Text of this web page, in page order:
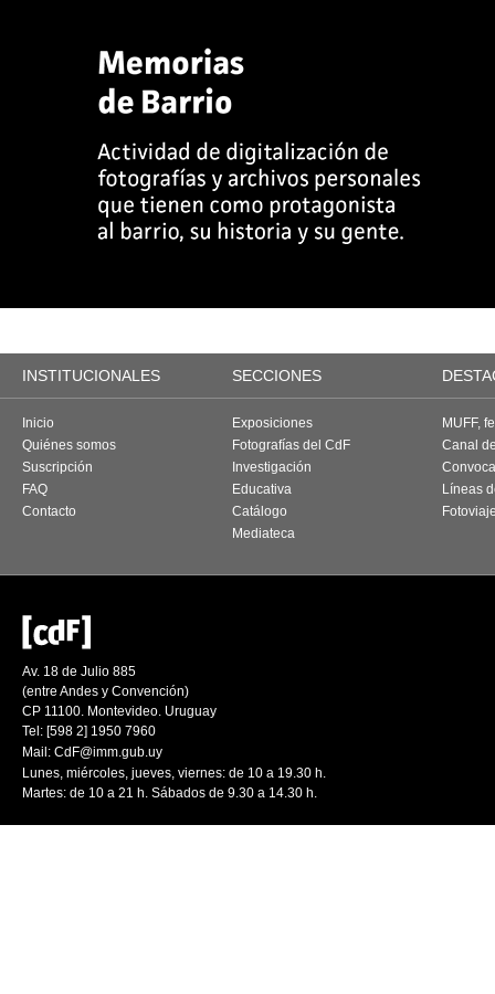
INSTITUCIONALES SECCIONES
Inicio
Quiénes somos
Suscripción
FAQ
Contacto
Exposiciones
Fotografías del CdF
Investigación
Educativa
Catálogo
Mediateca
MUFF,
Canal
Líneas
Av. 18 de Julio 885
(entre Andes y Convención)
CP 11100. Montevideo. Uruguay
Tel: [598 2] 1950 7960
Mail: CdF@imm.gub.uy
Lunes, miércoles, jueves, viernes: de 10 a 19.30 h.
Martes: de 10 a 21 h. Sábados de 9.30 a 14.30 h.